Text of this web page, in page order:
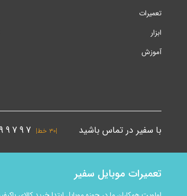
تعمیرات
ابزار
آموزش
با سفیر در تماس باشید |۳۰ خط|
تعمیرات موبایل سفیر